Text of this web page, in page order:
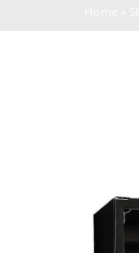
Nous contacter